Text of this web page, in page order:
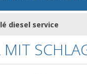
diesel service
MIT